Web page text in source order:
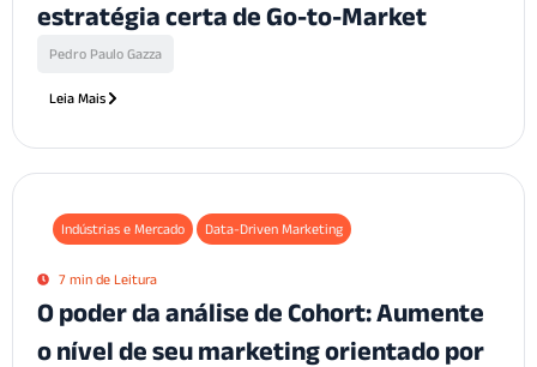
estratégia certa de Go-to-Market
Pedro Paulo Gazza
Leia Mais
Indústrias e Mercado Data-Driven Marketing
7 min de Leitura
O poder da análise de Cohort: Aumente
o nível de seu marketing orientado por